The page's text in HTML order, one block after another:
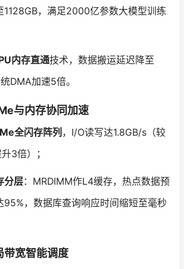
1128GB，满足2000亿参数大模型训练
内存直通技术，数据搬运延迟降至
DMA加速5倍。
与内存协同加速
全闪存阵列 ，I/O读写达1.8GB/s（较
3倍）；
分层：MRDIMM作L4缓存，热点数据预
95%，数据库查询响应时间缩短至毫秒
带宽智能调度